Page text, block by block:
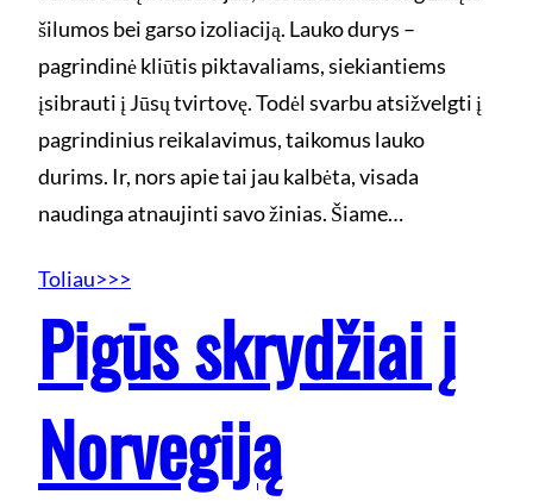
šilumos bei garso izoliaciją. Lauko durys –
pagrindinė kliūtis piktavaliams, siekiantiems
įsibrauti į Jūsų tvirtovę. Todėl svarbu atsižvelgti į
pagrindinius reikalavimus, taikomus lauko
durims. Ir, nors apie tai jau kalbėta, visada
naudinga atnaujinti savo žinias. Šiame…
Toliau>>>
Pigūs skrydžiai į
Norvegiją